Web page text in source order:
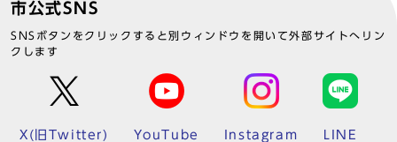
市公式SNS
SNSボタンをクリックすると別ウィンドウを開いて外部サイトへリン
クします
X(旧Twitter) YouTube Instagram LINE